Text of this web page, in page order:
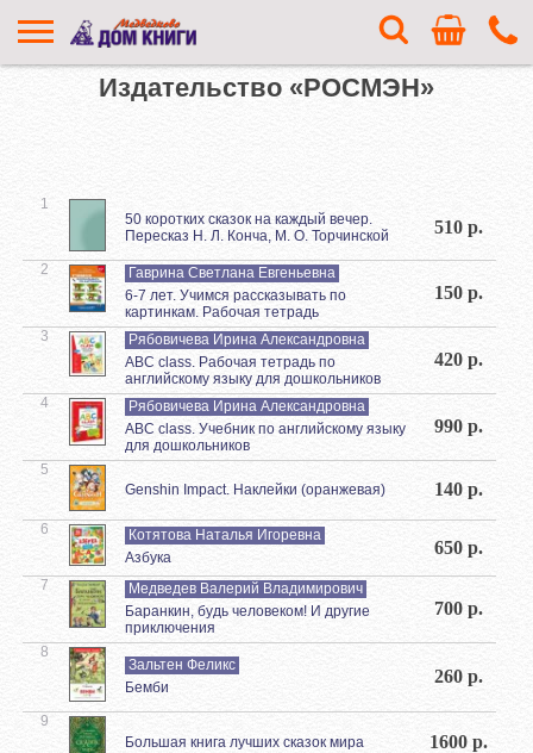
Издательство «РОСМЭН»
1
50 коротких сказок на каждый вечер.
Пересказ Н. Л. Конча, М. О. Торчинской
510 р.
2
Гаврина Светлана Евгеньевна
6-7 лет. Учимся рассказывать по
картинкам. Рабочая тетрадь
150 р.
3
Рябовичева Ирина Александровна
ABC class. Рабочая тетрадь по
английскому языку для дошкольников
420 р.
4
Рябовичева Ирина Александровна
ABC class. Учебник по английскому языку
для дошкольников
990 р.
5
Genshin Impact. Наклейки (оранжевая)
140 р.
6
Котятова Наталья Игоревна
Азбука
650 р.
7
Медведев Валерий Владимирович
Баранкин, будь человеком! И другие
приключения
700 р.
8
Зальтен Феликс
Бемби
260 р.
9
Большая книга лучших сказок мира
1600 р.